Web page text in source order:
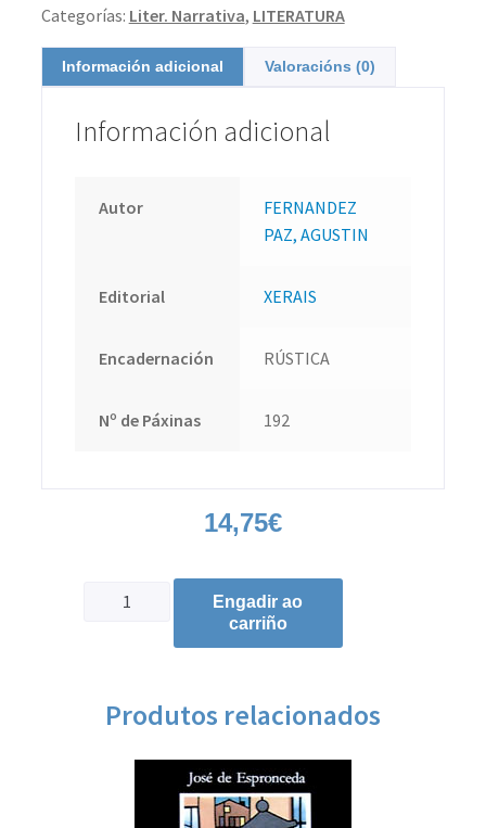
Categorías: Liter. Narrativa, LITERATURA
Información adicional Valoracións (0)
Información adicional
Autor
FERNANDEZ
PAZ, AGUSTIN
Editorial XERAIS
Encadernación RÚSTICA
Nº de Páxinas 192
14,75€
Engadir ao
carriño
Produtos relacionados